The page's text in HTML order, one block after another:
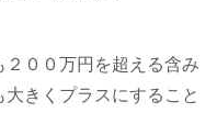
００万円を超える含み
きくプラスにすること